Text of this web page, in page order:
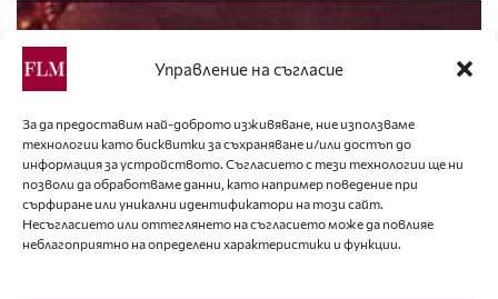
Управление на съгласие
За да предоставим най-доброто изживяване, ние използваме
технологии като бисквитки за съхраняване и/или достъп до
информация за устройството. Съгласието с тези технологии ще ни
позволи да обработваме данни, като например поведение при
сърфиране или уникални идентификатори на този сайт.
Несъгласието или оттеглянето на съгласието може да повлияе
неблагоприятно на определени характеристики и функции.